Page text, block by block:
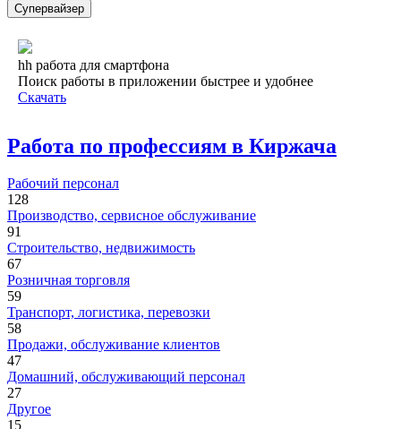
Супервайзер
hh работа для смартфона
Поиск работы в приложении быстрее и удобнее
Скачать
Работа по профессиям в Киржача
Рабочий персонал
128
Производство, сервисное обслуживание
91
Строительство, недвижимость
67
Розничная торговля
59
Транспорт, логистика, перевозки
58
Продажи, обслуживание клиентов
47
Домашний, обслуживающий персонал
27
Другое
15